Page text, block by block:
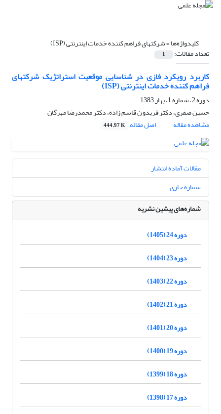
کلیدواژه‌ها =شرکتهای فراهم کننده خدمات اینترنتی (ISP)
تعداد مقالات: 1
کاربرد رویکرد فازی در شناسایی موقعیت استراتژیک شرکتهای
فراهم کننده خدمات اینترنتی (ISP)
دوره 2، شماره 1، بهار 1383
حسین صفرى، دکتر فریدو ن قاسم زاده، دکتر محمدرضا مهرگان
مشاهده مقاله
اصل مقاله 444.97 K
مقالات آماده انتشار
شماره جاری
شماره‌های پیشین نشریه
دوره 24 (1405)
دوره 23 (1404)
دوره 22 (1403)
دوره 21 (1402)
دوره 20 (1401)
دوره 19 (1400)
دوره 18 (1399)
دوره 17 (1398)